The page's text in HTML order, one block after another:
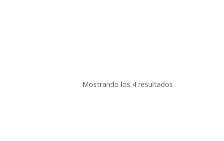
Mostrando los 4 resultados